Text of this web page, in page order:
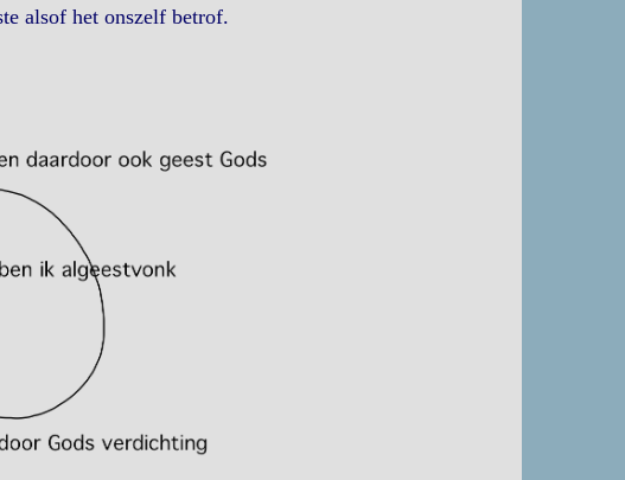
alsof het onszelf betrof.